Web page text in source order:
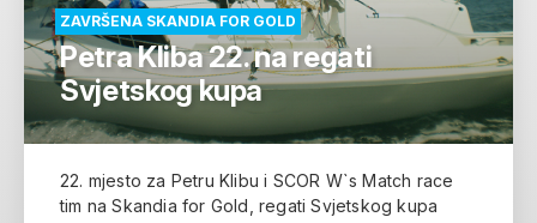
ZAVRŠENA SKANDIA FOR GOLD
Petra Kliba 22. na regati
Svjetskog kupa
22. mjesto za Petru Klibu i SCOR W`s Match race
tim na Skandia for Gold, regati Svjetskog kupa